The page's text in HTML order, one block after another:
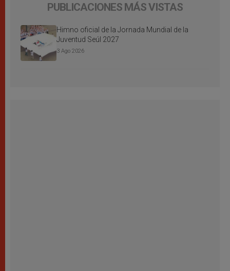
PUBLICACIONES MÁS VISTAS
Himno oficial de la Jornada Mundial de la
Juventud Seúl 2027
3 Ago 2026